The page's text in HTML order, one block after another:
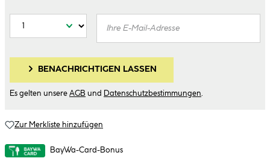
BENACHRICHTIGEN LASSEN
Es gelten unsere AGB und Datenschutzbestimmungen
Zur Merkliste hinzufügen
BayWa-Card-Bonus